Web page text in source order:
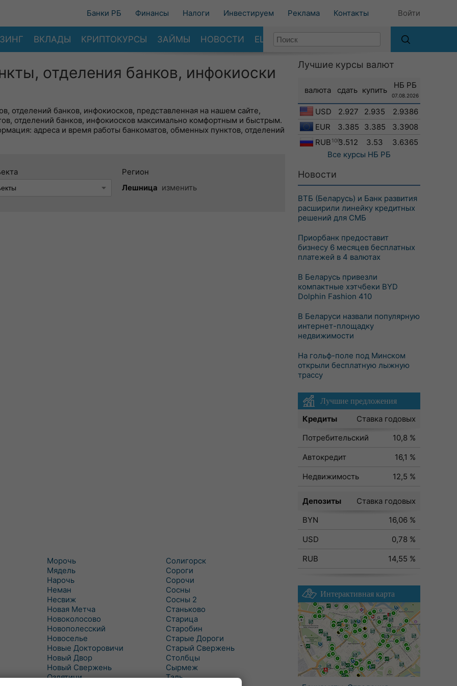
Банки РБ Финансы Налоги Инвестируем Реклама Контакты Войти
ВКЛАДЫ КРИПТОКУРСЫ ЗАЙМЫ НОВОСТИ ЕЩЕ
отделения банков, инфокиоски
отделений банков, инфокиосков, представленная на нашем сайте,
отделений банков, инфокиосков максимально комфортным и быстрым.
адреса и время работы банкоматов, обменных пунктов, отделений
Регион
Лешница изменить
Морочь
Мядель
Нарочь
Неман
Несвиж
Новая Метча
Новоколосово
Новополесский
Новоселье
Новые Докторовичи
Новый Двор
Новый Свержень
Оздятичи
Солигорск
Сороги
Сорочи
Сосны
Сосны 2
Станьково
Старица
Старобин
Старые Дороги
Старый Свержень
Столбцы
Сырмеж
Таль
Лучшие курсы валют
валюта сдать купить
НБ РБ
07.08.2026
USD 2.927 2.935
2.9386
EUR
3.385 3.385
3.3908
RUB 1003.512 3.53
3.6365
Все курсы НБ РБ
Новости
ВТБ (Беларусь) и Банк развития
расширили линейку кредитных
решений для СМБ
Приорбанк предоставит
бизнесу 6 месяцев бесплатных
платежей в 4 валютах
В Беларусь привезли
компактные хэтчбеки BYD
Dolphin Fashion 410
В Беларуси назвали популярную
интернет-площадку
недвижимости
На гольф-поле под Минском
открыли бесплатную лыжную
трассу
Лучшие предложения
Кредиты
Ставка годовых
Потребительский
10,8 %
Автокредит
16,1 %
Недвижимость
12,5 %
Депозиты
Ставка годовых
BYN
16,06 %
USD
0,78 %
RUB
14,55 %
Интерактивная карта